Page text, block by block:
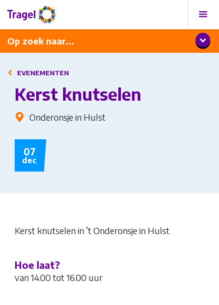
Op zoek naar...
Programma
Diner met wijnarrangement
EVENEMENTEN
Kerst knutselen
Onderonsje in Hulst
07
dec
Kerst knutselen in ’t Onderonsje in Hulst
Hoe laat?
van 14.00 tot 16.00 uur